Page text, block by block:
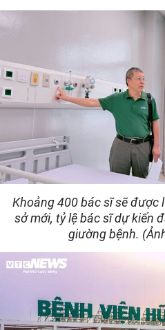
Khoảng 400 bác sĩ sẽ được
sở mới, tỷ lệ bác sĩ dự kiến
giường bệnh.